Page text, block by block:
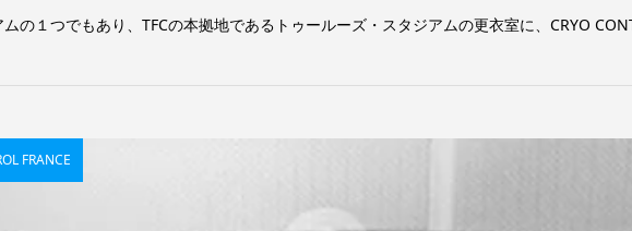
の１つでもあり、TFCの本拠地であるトゥールーズ・スタジアムの更衣室に、CRYO
FRANCE